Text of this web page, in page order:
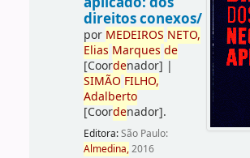
direitos conexos/
por MEDEIROS NETO,
Elias Marques de
[Coordenador] |
SIMÃO FILHO,
Adalberto
[Coordenador].
Editora:São Paulo:
Almedina,2016